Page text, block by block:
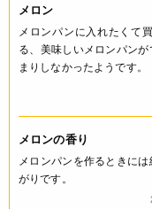
* 着香の目的以外には
◆商品の在庫・販売状
・諸事情により、予
予めご了承ください。
・当サイトに掲載され
ても必ずしも在庫を
ください。
メロン
メロンパンに入れたくて
る、美味しいメロンパン
まりしなかったようです。
メロンの香り
メロンパンを作るときに
がりです。